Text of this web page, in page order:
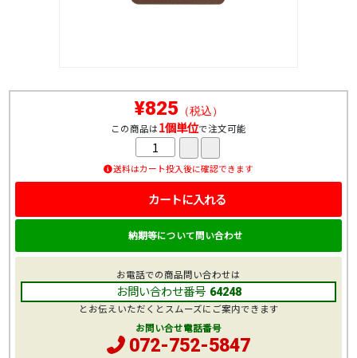
¥825 （税込）
この商品は1個単位で注文可能
送料はカート投入後に確認できます
カートに入れる
納期等について問い合わせ
お電話での商品問い合わせは
お問い合わせ番号 64248
とお伝えいただくとスムーズにご案内できます
お問い合せ電話番号
072-752-5847